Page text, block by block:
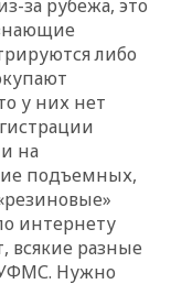
за рубежа, это
либо
у них нет
на
подъемных,
»
интернету
всякие разные
Нужно